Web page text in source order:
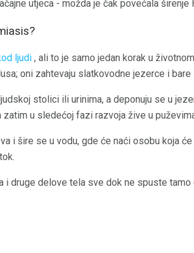
utjeca - možda je čak povećala širenje
ljudi , ali to je samo jedan korak u
oni zahtevaju slatkovodne jezerce i bare
stolici ili urinima, a deponuju se u
zatim u sledećoj fazi razvoja žive u
i šire se u vodu, gde će naći osobu koja
i druge delove tela sve dok ne spuste tamo